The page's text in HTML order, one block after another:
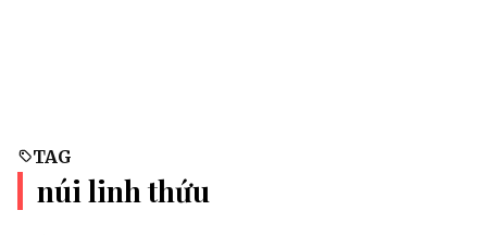
TAG
núi linh thứu